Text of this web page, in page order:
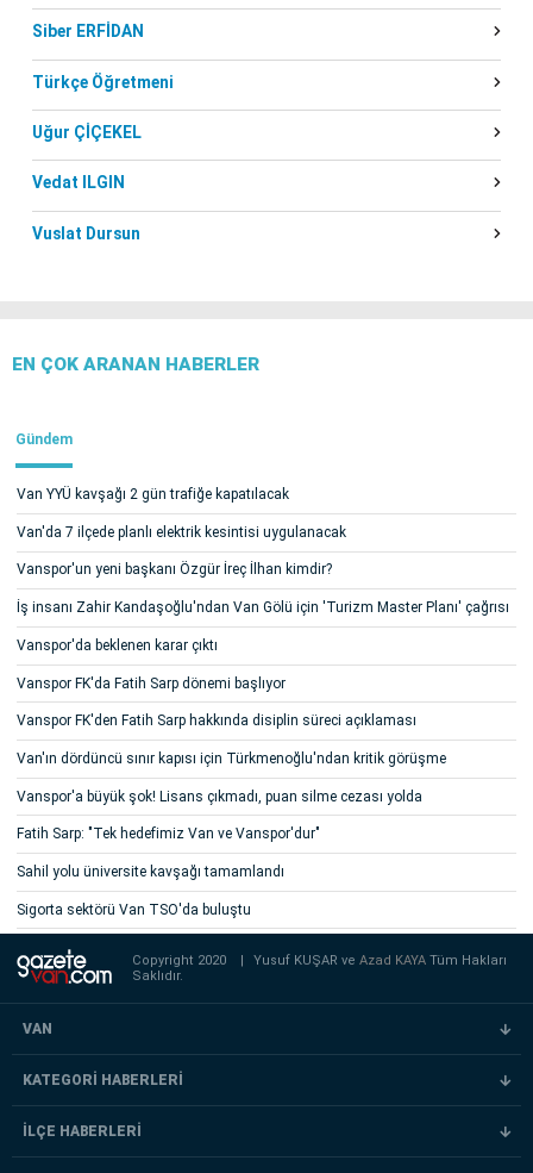
Siber ERFİDAN
Türkçe Öğretmeni
Uğur ÇİÇEKEL
Vedat ILGIN
Vuslat Dursun
EN ÇOK ARANAN HABERLER
Gündem
Van YYÜ kavşağı 2 gün trafiğe kapatılacak
Van'da 7 ilçede planlı elektrik kesintisi uygulanacak
Vanspor'un yeni başkanı Özgür İreç İlhan kimdir?
İş insanı Zahir Kandaşoğlu'ndan Van Gölü için 'Turizm Master Planı' çağrısı
Vanspor'da beklenen karar çıktı
Vanspor FK'da Fatih Sarp dönemi başlıyor
Vanspor FK'den Fatih Sarp hakkında disiplin süreci açıklaması
Van'ın dördüncü sınır kapısı için Türkmenoğlu'ndan kritik görüşme
Vanspor'a büyük şok! Lisans çıkmadı, puan silme cezası yolda
Fatih Sarp: "Tek hedefimiz Van ve Vanspor'dur"
Sahil yolu üniversite kavşağı tamamlandı
Sigorta sektörü Van TSO'da buluştu
Copyright 2020 Yusuf KUŞAR veAzad KAYATüm Hakları
Saklıdır.
VAN
KATEGORİ HABERLERİ
İLÇE HABERLERİ